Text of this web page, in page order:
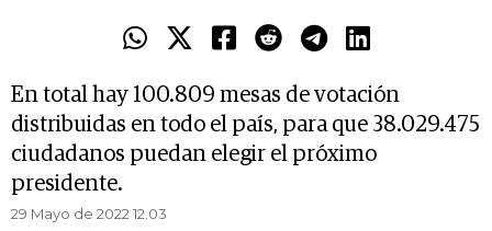
En total hay 100.809 mesas de votación
distribuidas en todo el país, para que 38.029.475
ciudadanos puedan elegir el próximo
presidente.
29 Mayo de 2022 12.03